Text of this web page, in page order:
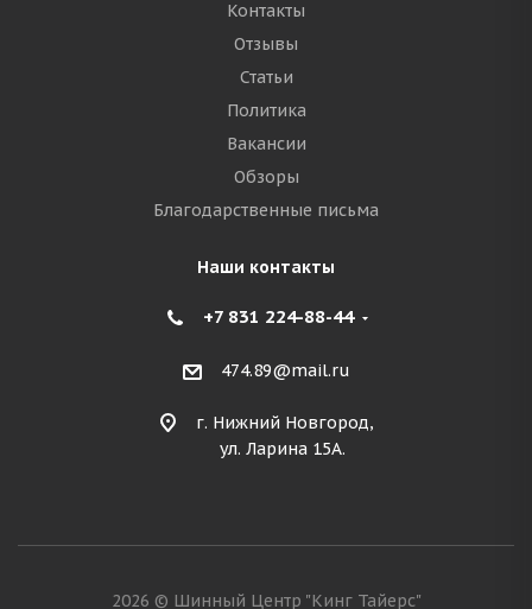
Контакты
Отзывы
Статьи
Политика
Вакансии
Обзоры
Благодарственные письма
Наши контакты
+7 831 224-88-44
474.89@mail.ru
г. Нижний Новгород,
ул. Ларина 15А.
2026 © Шинный Центр "Кинг Тайерс"